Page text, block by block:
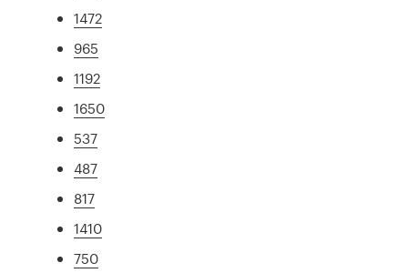
1472
965
1192
1650
537
487
817
1410
750